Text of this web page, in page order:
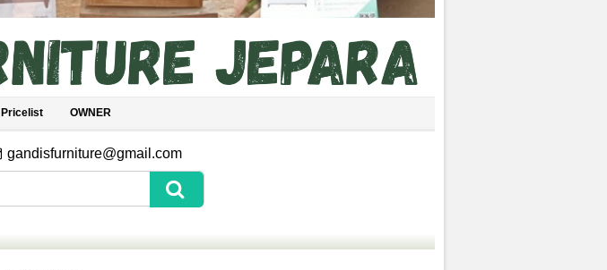
Pricelist OWNER
gandisfurniture@gmail.com